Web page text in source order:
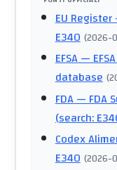
EU Register
E340 (2026-
EFSA—
database (
FDA— FDA
(search:
Codex
E340 (2026-